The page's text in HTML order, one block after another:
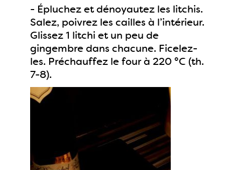
- Épluchez et dénoyautez les litchis.
Salez, poivrez les cailles à l’intérieur.
Glissez 1 litchi et un peu de
gingembre dans chacune. Ficelez-
les. Préchauffez le four à 220 °C (th.
7-8).